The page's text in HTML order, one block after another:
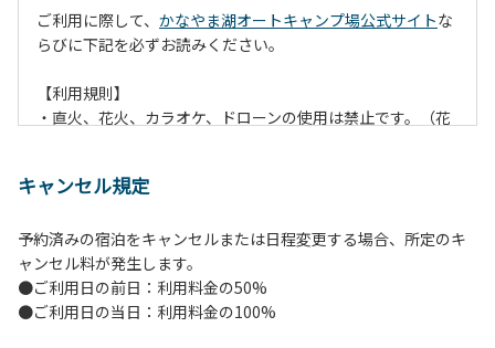
ご利用に際して、 かなやま湖オートキャンプ場公式サイトな
らびに下記を必ずお読みください。
【利用規則】
・直火、花火、カラオケ、ドローンの使用は禁止です。（花
て芝生が焼けないようご注意ください。
炭火、薪の燃え残ったものについては、灰・残り火入れに投
棄してください。
・ペットをお連れのお客様は、マナーに十分気をつけてくだ
さい。他のお客様の迷惑になりますと、退場していただきま
キャンセル規定
予約済みの宿泊をキャンセルまたは日程変更する場合、所定のキ
ャンセル料が発生します。
●ご利用日の前日：利用料金の50%
●ご利用日の当日：利用料金の100%